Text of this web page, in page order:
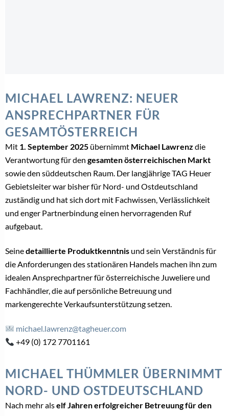
MICHAEL LAWRENZ: NEUER
ANSPRECHPARTNER FÜR
GESAMTÖSTERREICH
Mit 1. September 2025 übernimmt Michael Lawrenz die
Verantwortung für den gesamten österreichischen Markt
sowie den süddeutschen Raum. Der langjährige TAG Heuer
Gebietsleiter war bisher für Nord- und Ostdeutschland
zuständig und hat sich dort mit Fachwissen, Verlässlichkeit
und enger Partnerbindung einen hervorragenden Ruf
aufgebaut.
Seinedetaillierte Produktkenntnis und sein Verständnis für
die Anforderungen des stationären Handels machen ihn zum
idealen Ansprechpartner für österreichische Juweliere und
Fachhändler, die auf persönliche Betreuung und
markengerechte Verkaufsunterstützung setzen.
michael.lawrenz@tagheuer.com
+49 (0) 172 7701161
MICHAEL THÜMMLER ÜBERNIMMT
NORD- UND OSTDEUTSCHLAND
Nach mehr alself Jahren erfolgreicher Betreuung für den